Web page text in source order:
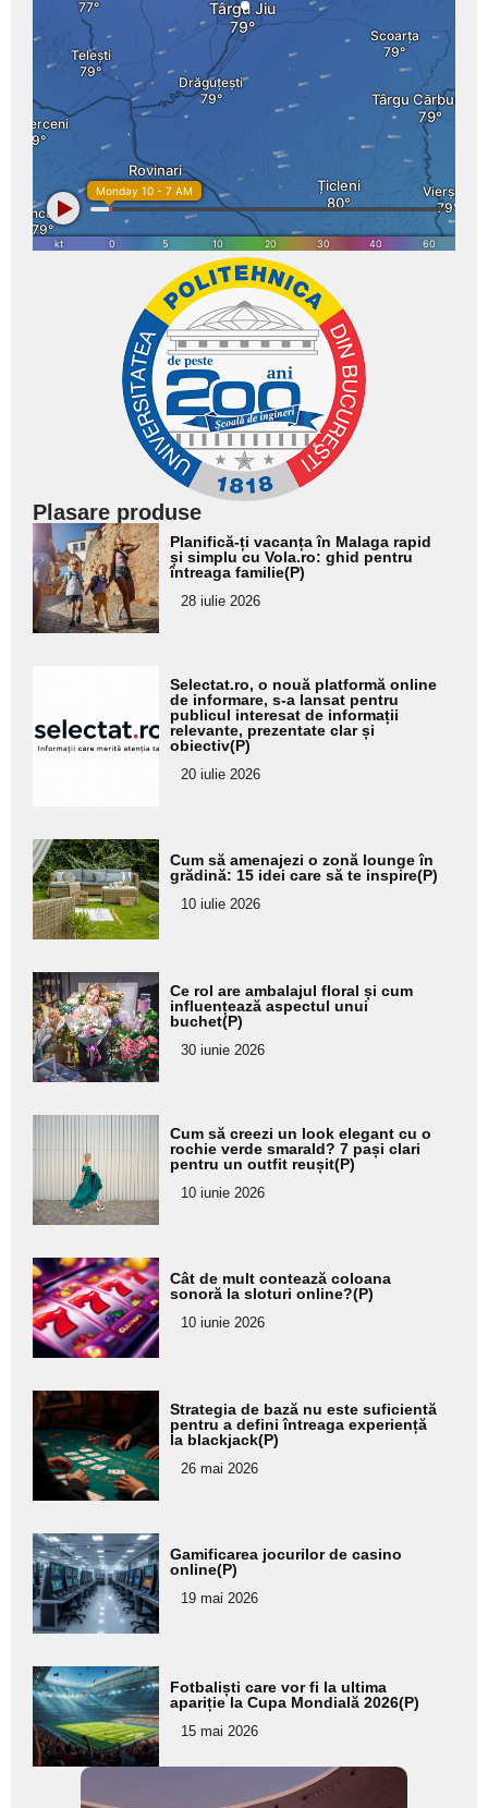
Plasare produse
Adaugă
aici textul
pentru
subtitlu
Planifică-ți vacanța în Malaga rapid
și simplu cu Vola.ro: ghid pentru
întreaga familie(P)
28 iulie 2026
pentru
subtitlu
Selectat.ro, o nouă platformă online
de informare, s-a lansat pentru
publicul interesat de informații
relevante, prezentate clar și
obiectiv(P)
20 iulie 2026
Adaugă
aici textul
pentru
subtitlu
Cum să amenajezi o zonă lounge în
grădină: 15 idei care să te inspire(P)
10 iulie 2026
Adaugă
aici textul
pentru
subtitlu
Ce rol are ambalajul floral și cum
influențează aspectul unui
buchet(P)
30 iunie 2026
Adaugă
aici textul
pentru
subtitlu
Cum să creezi un look elegant cu o
rochie verde smarald? 7 pași clari
pentru un outfit reușit(P)
10 iunie 2026
Adaugă
aici textul
pentru
subtitlu
Cât de mult contează coloana
sonoră la sloturi online?(P)
10 iunie 2026
Adaugă
aici textul
pentru
subtitlu
Strategia de bază nu este suficientă
pentru a defini întreaga experiență
la blackjack(P)
26 mai 2026
Adaugă
aici textul
pentru
subtitlu
Gamificarea jocurilor de casino
online(P)
19 mai 2026
Adaugă
aici textul
pentru
subtitlu
Fotbaliști care vor fi la ultima
apariție la Cupa Mondială 2026(P)
15 mai 2026